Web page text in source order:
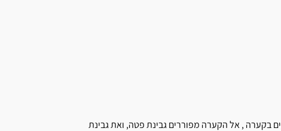
בקערה , אל הקערה מפוררים גבינת פטה, ואת גבינת